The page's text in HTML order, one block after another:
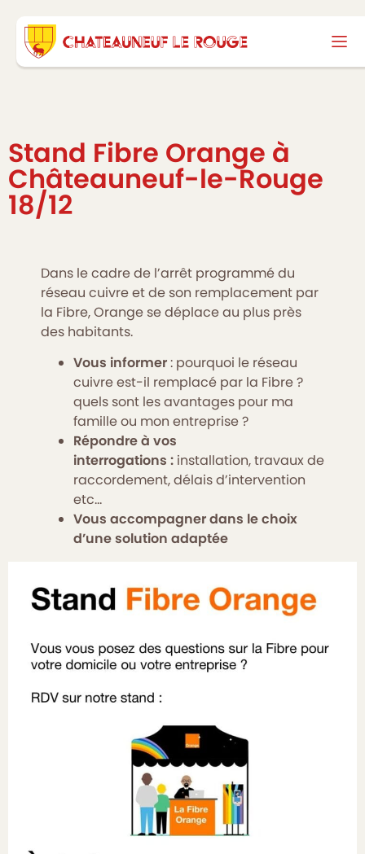
Stand Fibre Orange à
Châteauneuf-le-Rouge
18/12
Dans le cadre de l’arrêt programmé du
réseau cuivre et de son remplacement par
la Fibre, Orange se déplace au plus près
des habitants.
Vous informer: pourquoi le réseau
cuivre est-il remplacé par la Fibre ?
quels sont les avantages pour ma
famille ou mon entreprise ?
Répondre à vos
interrogations : installation, travaux de
raccordement, délais d’intervention
etc…
Vous accompagner dans le choix
d’une solution adaptée